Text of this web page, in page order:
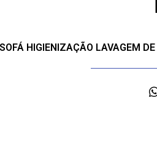
HIGIENIZAÇÃO LAVAGEM